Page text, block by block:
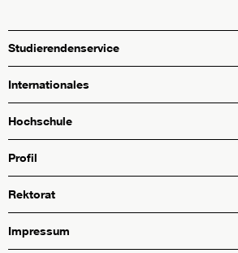
Studierendenservice
Internationales
Hochschule
Profil
Rektorat
Impressum